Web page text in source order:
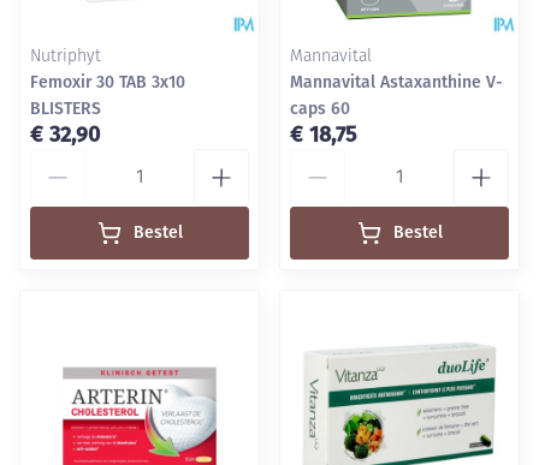
Nutriphyt
Femoxir 30 TAB 3x10
BLISTERS
€ 32,90
Bestel
Mannavital
Mannavital Astaxanthine V-
caps 60
€ 18,75
Bestel